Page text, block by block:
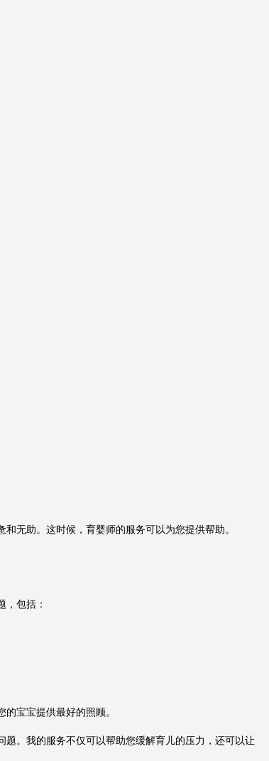
无助。这时候，育婴师的服务可以为您提供帮助。
包括：
宝宝提供最好的照顾。
。我的服务不仅可以帮助您缓解育儿的压力，还可以让